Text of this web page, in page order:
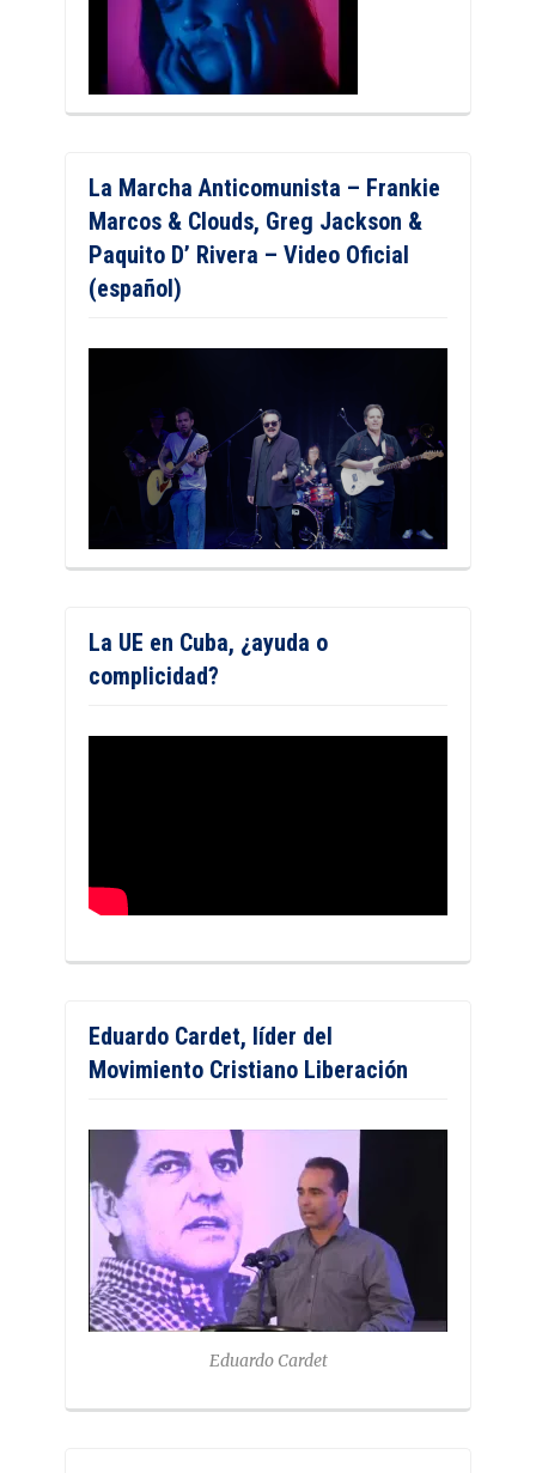
La Marcha Anticomunista – Frankie
Marcos & Clouds, Greg Jackson &
Paquito D’ Rivera – Video Oficial
(español)
La UE en Cuba, ¿ayuda o
complicidad?
Eduardo Cardet, líder del
Movimiento Cristiano Liberación
Eduardo Cardet